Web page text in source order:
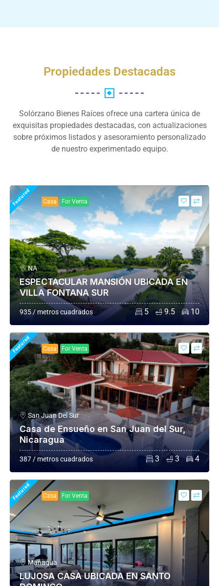
Propiedades Destacadas
Solórzano Bienes Raíces ofrece una cartera única de
exquisitas propiedades destacadas, con actualizaciones
sobre próximos listados y asesoramiento personalizado
de nuestro experimentado equipo.
Featured Casa For Venta
NA
ESPECTACULAR MANSIÓN UBICADA EN
VILLA FONTANA SUR
935 / metros cuadrados 5 9.5 10
Featured Casa For Venta
San Juan Del Sur
Casa de Ensueño en San Juan del Sur,
Nicaragua
387 / metros cuadrados 3 3 4
Featured Casa For Venta
Managua
LUJOSA CASA UBICADA EN SANTO